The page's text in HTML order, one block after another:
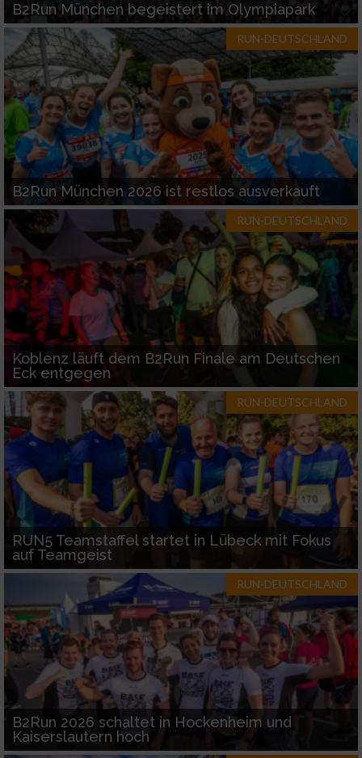
B2Run München begeistert im Olympiapark
RUN-DEUTSCHLAND
B2Run München 2026 ist restlos ausverkauft
RUN-DEUTSCHLAND
Koblenz läuft dem B2Run Finale am Deutschen
Eck entgegen
RUN-DEUTSCHLAND
RUN5 Teamstaffel startet in Lübeck mit Fokus
auf Teamgeist
RUN-DEUTSCHLAND
B2Run 2026 schaltet in Hockenheim und
Kaiserslautern hoch